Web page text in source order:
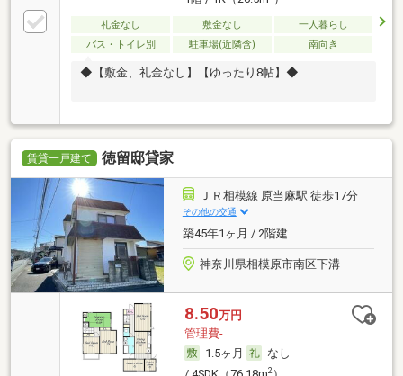
礼金なし 敷金なし
一人暮らし
バス・トイレ別
駐車場(近隣含) 南向き
◆【敷金、礼金なし】【ゆったり8帖】◆
賃貸一戸建て 徳留邸貸家
ＪＲ相模線 原当麻駅 徒歩17分
その他の交通
築45年1ヶ月 / 2階建
神奈川県相模原市南区下溝
8.50万円
管理費-
1.5ヶ月
なし
2